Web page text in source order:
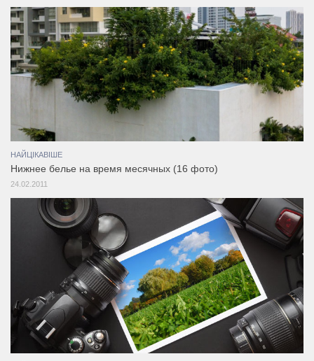
НАЙЦІКАВІШЕ
Нижнее белье на время месячных (16 фото)
24.02.2011